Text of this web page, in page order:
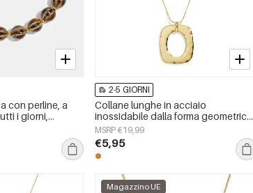
con perline, a
i giorni,
2-5 GIORNI
Collane lunghe in acciaio
inossidabile dalla forma geometrica,
semplici, della serie Simple, perfette
per tutti i giorni. Gioielli da donna.
MSRP €19,99
€5,95
Magazzino UE